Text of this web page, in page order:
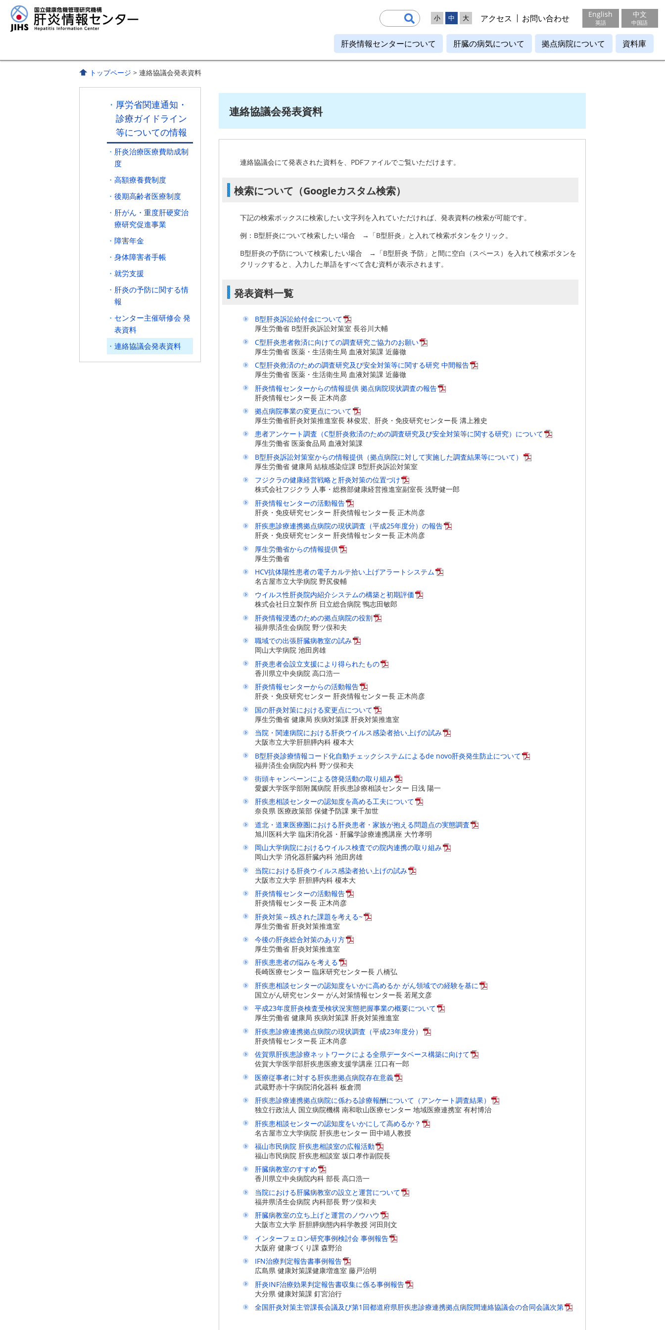
小 中 大 アクセス お問い合わせ English
英語
中文
中国語
肝炎情報センターについて 肝臓の病気について 拠点病院について 資料庫
トップページ > 連絡協議会発表資料
連絡協議会発表資料
連絡協議会にて発表された資料を、PDFファイルでご覧いただけます。
検索について（Googleカスタム検索）
下記の検索ボックスに検索したい文字列を入れていただければ、発表資料の検索が可能です。
例：B型肝炎について検索したい場合 →「B型肝炎」と入れて検索ボタンをクリック。
B型肝炎の予防について検索したい場合 →「B型肝炎 予防」と間に空白（スペース）を入れて検索ボタンを
クリックすると、入力した単語をすべて含む資料が表示されます。
発表資料一覧
B型肝炎訴訟給付金について
厚生労働省 B型肝炎訴訟対策室 長谷川大輔
C型肝炎患者救済に向けての調査研究ご協力のお願い
厚生労働省 医薬・生活衛生局 血液対策課 近藤徹
C型肝炎救済のための調査研究及び安全対策等に関する研究 中間報告
厚生労働省 医薬・生活衛生局 血液対策課 近藤徹
肝炎情報センターからの情報提供 拠点病院現状調査の報告
肝炎情報センター長 正木尚彦
拠点病院事業の変更点について
厚生労働省肝炎対策推進室長 林俊宏、肝炎・免疫研究センター長 溝上雅史
患者アンケート調査（C型肝炎救済のための調査研究及び安全対策等に関する研究）について
厚生労働省 医薬食品局 血液対策課
B型肝炎訴訟対策室からの情報提供（拠点病院に対して実施した調査結果等について）
厚生労働省 健康局 結核感染症課 B型肝炎訴訟対策室
フジクラの健康経営戦略と肝炎対策の位置づけ
株式会社フジクラ 人事・総務部健康経営推進室副室長 浅野健一郎
肝炎情報センターの活動報告
肝炎・免疫研究センター 肝炎情報センター長 正木尚彦
肝疾患診療連携拠点病院の現状調査（平成25年度分）の報告
肝炎・免疫研究センター 肝炎情報センター長 正木尚彦
厚生労働省からの情報提供
厚生労働省
HCV抗体陽性患者の電子カルテ拾い上げアラートシステム
名古屋市立大学病院 野尻俊輔
ウイルス性肝炎院内紹介システムの構築と初期評価
株式会社日立製作所 日立総合病院 鴨志田敏郎
肝炎情報浸透のための拠点病院の役割
福井県済生会病院 野ツ俣和夫
職域での出張肝臓病教室の試み
岡山大学病院 池田房雄
肝炎患者会設立支援により得られたもの
香川県立中央病院 高口浩一
肝炎情報センターからの活動報告
肝炎・免疫研究センター 肝炎情報センター長 正木尚彦
国の肝炎対策における変更点について
厚生労働省 健康局 疾病対策課 肝炎対策推進室
当院・関連病院における肝炎ウイルス感染者拾い上げの試み
大阪市立大学肝胆膵内科 榎本大
B型肝炎診療情報コード化自動チェックシステムによるde novo肝炎発生防止について
福井済生会病院内科 野ツ俣和夫
街頭キャンペーンによる啓発活動の取り組み
愛媛大学医学部附属病院 肝疾患診療相談センター 日浅 陽一
肝疾患相談センターの認知度を高める工夫について
奈良県 医療政策部 保健予防課 東千加世
道北・道東医療圏における肝炎患者・家族が抱える問題点の実態調査
旭川医科大学 臨床消化器・肝臓学診療連携講座 大竹孝明
岡山大学病院におけるウイルス検査での院内連携の取り組み
岡山大学 消化器肝臓内科 池田房雄
当院における肝炎ウイルス感染者拾い上げの試み
大阪市立大学 肝胆膵内科 榎本大
肝炎情報センターの活動報告
肝炎情報センター長 正木尚彦
肝炎対策～残された課題を考える~
厚生労働省 肝炎対策推進室
今後の肝炎総合対策のあり方
厚生労働省 肝炎対策推進室
肝疾患患者の悩みを考える
長崎医療センター 臨床研究センター長 八橋弘
肝疾患相談センターの認知度をいかに高めるか がん領域での経験を基に
国立がん研究センター がん対策情報センター長 若尾文彦
平成23年度肝炎検査受検状況実態把握事業の概要について
厚生労働省 健康局 疾病対策課 肝炎対策推進室
肝疾患診療連携拠点病院の現状調査（平成23年度分）
肝炎情報センター長 正木尚彦
佐賀県肝疾患診療ネットワークによる全県データベース構築に向けて
佐賀大学医学部肝疾患医療支援学講座 江口有一郎
医療従事者に対する肝疾患拠点病院存在意義
武蔵野赤十字病院消化器科 板倉潤
肝疾患診療連携拠点病院に係わる診療報酬について（アンケート調査結果）
独立行政法人 国立病院機構 南和歌山医療センター 地域医療連携室 有村博治
肝疾患相談センターの認知度をいかにして高めるか？
名古屋市立大学病院 肝疾患センター 田中靖人教授
福山市民病院 肝疾患相談室の広報活動
福山市民病院 肝疾患相談室 坂口孝作副院長
肝臓病教室のすすめ
香川県立中央病院内科 部長 高口浩一
当院における肝臓病教室の設立と運営について
福井県済生会病院 内科部長 野ツ俣和夫
肝臓病教室の立ち上げと運営のノウハウ
大阪市立大学 肝胆膵病態内科学教授 河田則文
インターフェロン研究事例検討会 事例報告
大阪府 健康づくり課 森野治
IFN治療判定報告書事例報告
広島県 健康対策課健康増進室 藤戸治明
肝炎INF治療効果判定報告書収集に係る事例報告
大分県 健康対策課 釘宮治行
全国肝炎対策主管課長会議及び第1回都道府県肝疾患診療連携拠点病院間連絡協議会の合同会議次第
厚労省関連通知・
診療ガイドライン
等についての情報
肝炎治療医療費助成制
度
高額療養費制度
後期高齢者医療制度
肝がん・重度肝硬変治
療研究促進事業
障害年金
身体障害者手帳
就労支援
肝炎の予防に関する情
報
センター主催研修会 発
表資料
連絡協議会発表資料